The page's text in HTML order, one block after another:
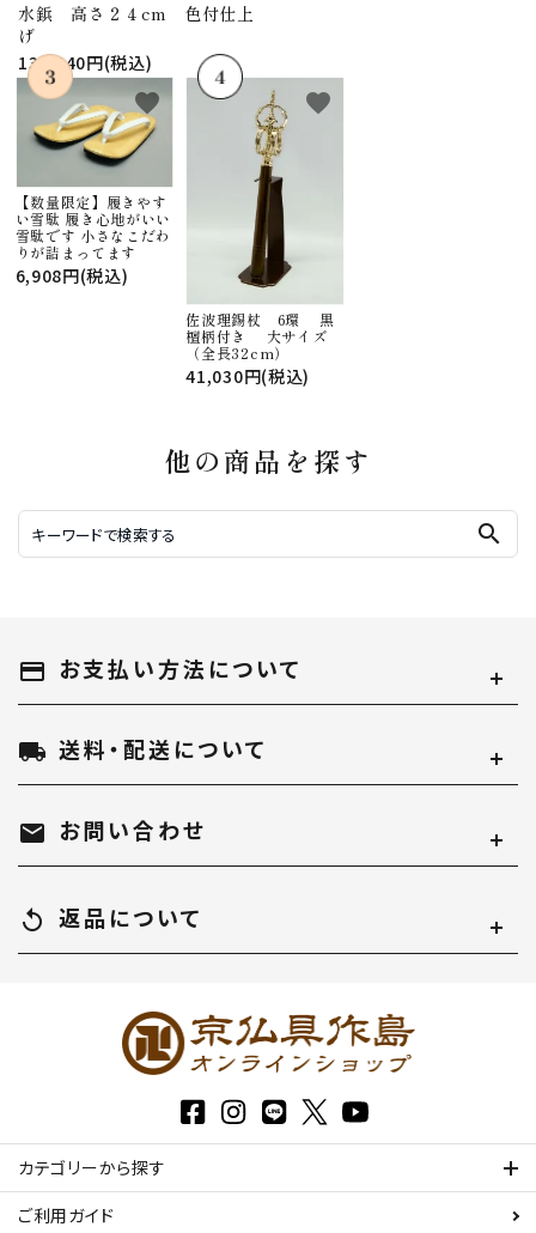
水鋲 高さ２４cm 色付仕上
げ
130,240円(税込)
【数量限定】履きやす
い雪駄 履き心地がいい
雪駄です 小さなこだわ
りが詰まってます
6,908円(税込)
favorite
佐波理錫杖 6環 黒
檀柄付き 大サイズ
（全長32cm）
41,030円(税込)
favorite
他の商品を探す
search
payment お支払い方法について
local_shipping 送料・配送について
mail お問い合わせ
replay 返品について
カテゴリーから探す
ご利用ガイド